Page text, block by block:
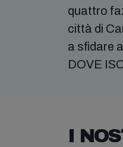
quattro
città di
a sfidare
DOVE
I